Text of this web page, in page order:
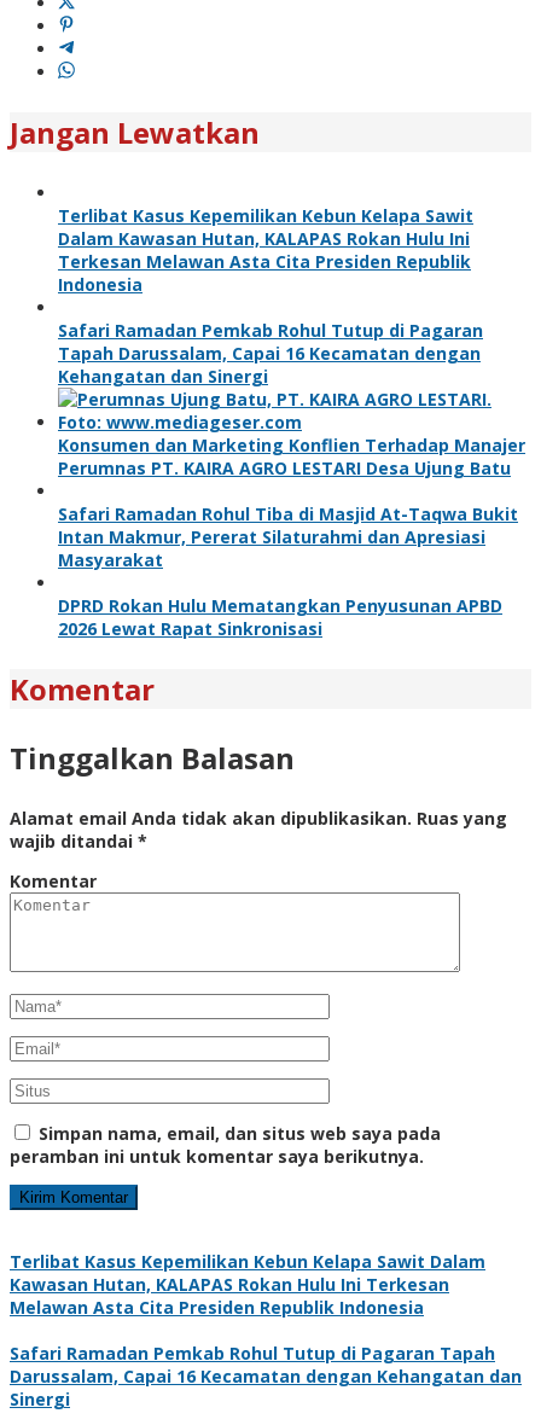
Jangan Lewatkan
Terlibat Kasus Kepemilikan Kebun Kelapa Sawit
Dalam Kawasan Hutan, KALAPAS Rokan Hulu Ini
Terkesan Melawan Asta Cita Presiden Republik
Indonesia
Safari Ramadan Pemkab Rohul Tutup di Pagaran
Tapah Darussalam, Capai 16 Kecamatan dengan
Kehangatan dan Sinergi
Konsumen dan Marketing Konflien Terhadap Manajer
Perumnas PT. KAIRA AGRO LESTARI Desa Ujung Batu
Safari Ramadan Rohul Tiba di Masjid At-Taqwa Bukit
Intan Makmur, Pererat Silaturahmi dan Apresiasi
Masyarakat
DPRD Rokan Hulu Mematangkan Penyusunan APBD
2026 Lewat Rapat Sinkronisasi
Komentar
Tinggalkan Balasan
Alamat email Anda tidak akan dipublikasikan. Ruas yang
wajib ditandai *
Komentar
Simpan nama, email, dan situs web saya pada
peramban ini untuk komentar saya berikutnya.
Terlibat Kasus Kepemilikan Kebun Kelapa Sawit Dalam
Kawasan Hutan, KALAPAS Rokan Hulu Ini Terkesan
Melawan Asta Cita Presiden Republik Indonesia
Safari Ramadan Pemkab Rohul Tutup di Pagaran Tapah
Darussalam, Capai 16 Kecamatan dengan Kehangatan dan
Sinergi